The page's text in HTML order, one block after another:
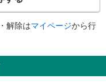
解除はマイページから行